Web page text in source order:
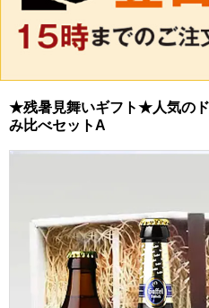
★残暑見舞いギフト★人気の
み比べセットA